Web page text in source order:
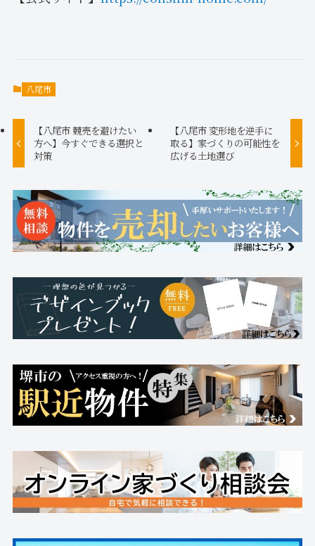
八尾市
【八尾市 競売を避けたい
方へ】今すぐできる選択と
対策
【八尾市 変形地を逆手に
取る】家づくりの可能性を
広げる土地選び